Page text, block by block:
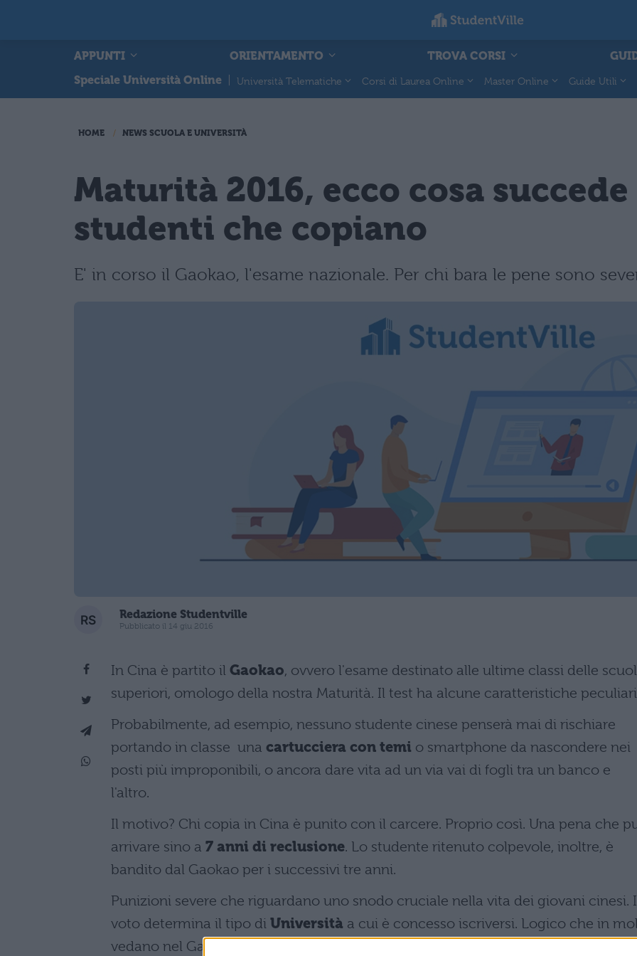
APPUNTI ORIENTAMENTO TROVA CORSI
Speciale Università Online
Università Telematiche Corsi di Laurea Online Master Online Guide Utili
HOME NEWS SCUOLA E UNIVERSITÀ
Maturità 2016, ecco cosa
studenti che copiano
E' in corso il Gaokao, l'esame nazionale. Per chi bara le pene sono
Redazione Studentville
Pubblicato il 14 giu 2016
In Cina è partito il Gaokao, ovvero l'esame destinato alle ultime classi delle
superiori, omologo della nostra Maturità. Il test ha alcune caratteristiche
Probabilmente, ad esempio, nessuno studente cinese penserà mai di rischiare
portando in classe una cartucciera con temi o smartphone da nascondere nei
posti più improponibili, o ancora dare vita ad un via vai di fogli tra un banco e
l'altro.
Il motivo? Chi copia in Cina è punito con il carcere. Proprio così. Una pena che
arrivare sino a 7 anni di reclusione. Lo studente ritenuto colpevole, inoltre, è
bandito dal Gaokao per i successivi tre anni.
Punizioni severe che riguardano uno snodo cruciale nella vita dei giovani cinesi.
voto determina il tipo di Università a cui è concesso iscriversi. Logico che in
vedano nel Gaokao ("Grande Esame") la possibilità di un futuro da professionisti